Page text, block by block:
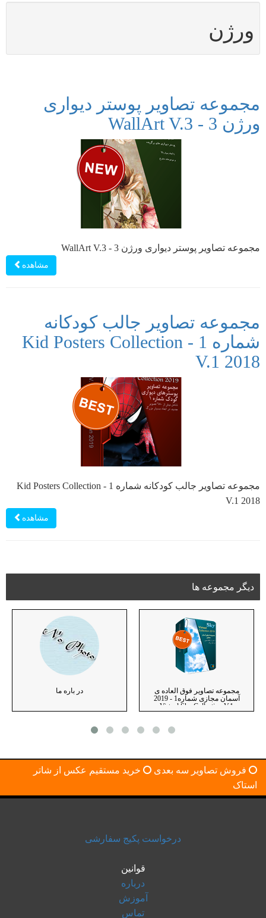
ورژن
مجموعه تصاویر پوستر دیواری
ورژن 3 - WallArt V.3
مجموعه تصاویر پوستر دیواری ورژن 3 - WallArt V.3
مشاهده
مجموعه تصاویر جالب کودکانه
شماره 1 - Kid Posters Collection
V.1 2018
مجموعه تصاویر جالب کودکانه شماره 1 - Kid Posters Collection
V.1 2018
مشاهده
دیگر مجموعه ها
در باره ما
مجموعه تصاویر فوق العاده ی
آسمان مجازی شماره1 - 2019
Virtual Sky Collection V.1
فروش تصاویر سه بعدی
خرید مستقیم عکس از شاتر
استاک
درخواست پکیج سفارشی
قوانین
درباره
آموزش
تماس